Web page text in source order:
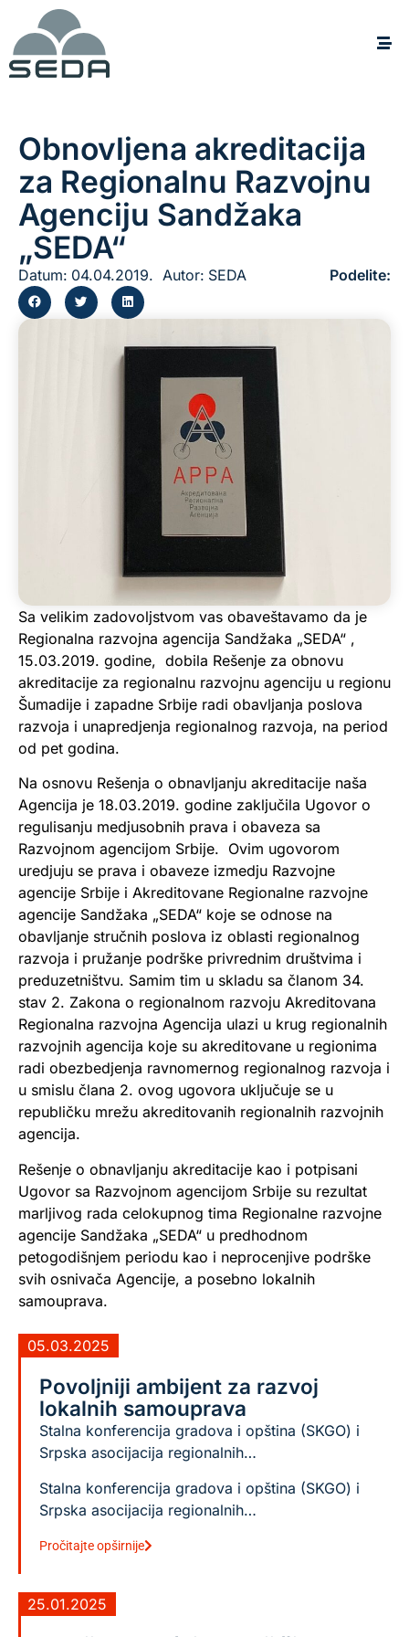
Obnovljena akreditacija
za Regionalnu Razvojnu
Agenciju Sandžaka
„SEDA“
Datum: 04.04.2019. Autor: SEDA Podelite:
Sa velikim zadovoljstvom vas obaveštavamo da je
Regionalna razvojna agencija Sandžaka „SEDA“ ,
15.03.2019. godine, dobila Rešenje za obnovu
akreditacije za regionalnu razvojnu agenciju u regionu
Šumadije i zapadne Srbije radi obavljanja poslova
razvoja i unapredjenja regionalnog razvoja, na period
od pet godina.
Na osnovu Rešenja o obnavljanju akreditacije naša
Agencija je 18.03.2019. godine zaključila Ugovor o
regulisanju medjusobnih prava i obaveza sa
Razvojnom agencijom Srbije. Ovim ugovorom
uredjuju se prava i obaveze izmedju Razvojne
agencije Srbije i Akreditovane Regionalne razvojne
agencije Sandžaka „SEDA“ koje se odnose na
obavljanje stručnih poslova iz oblasti regionalnog
razvoja i pružanje podrške privrednim društvima i
preduzetništvu. Samim tim u skladu sa članom 34.
stav 2. Zakona o regionalnom razvoju Akreditovana
Regionalna razvojna Agencija ulazi u krug regionalnih
razvojnih agencija koje su akreditovane u regionima
radi obezbedjenja ravnomernog regionalnog razvoja i
u smislu člana 2. ovog ugovora uključuje se u
republičku mrežu akreditovanih regionalnih razvojnih
agencija.
Rešenje o obnavljanju akreditacije kao i potpisani
Ugovor sa Razvojnom agencijom Srbije su rezultat
marljivog rada celokupnog tima Regionalne razvojne
agencije Sandžaka „SEDA“ u predhodnom
petogodišnjem periodu kao i neprocenjive podrške
svih osnivača Agencije, a posebno lokalnih
samouprava.
05.03.2025
Povoljniji ambijent za razvoj
lokalnih samouprava
Stalna konferencija gradova i opština (SKGO) i
Srpska asocijacija regionalnih…
Stalna konferencija gradova i opština (SKGO) i
Srpska asocijacija regionalnih…
Pročitajte opširnije
25.01.2025